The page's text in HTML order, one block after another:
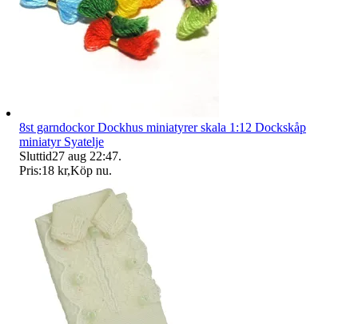
8st garndockor Dockhus miniatyrer skala 1:12 Dockskåp
miniatyr Syatelje
Sluttid27 aug 22:47.
Pris:18 kr,Köp nu.